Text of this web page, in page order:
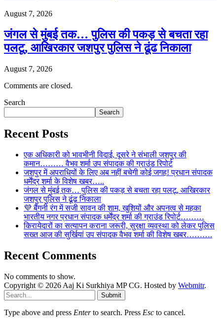
August 7, 2026
जंगल से मुंबई तक… पुलिस की पकड़ से बचता रहा
पलटू, आखिरकार जशपुर पुलिस ने ढूंढ निकाला
August 7, 2026
Comments are closed.
Search
Search
Recent Posts
एक अधिकारी को भावभीनी विदाई, दूसरे ने संभाली जशपुर की
कमान……… वैभव शर्मा उप संपादक की ग्राउंड रिपोर्ट
जशपुर में अपराधियों के लिए अब नहीं बचेगी कोई जगह! प्रधान संपादक
धर्मेंद्र शर्मा के विशेष खबर…..
जंगल से मुंबई तक… पुलिस की पकड़ से बचता रहा पलटू, आखिरकार
जशपुर पुलिस ने ढूंढ निकाला
💜 बैंगनी रंग में सजी सावन की शाम, खुशियों और अपनत्व से महका
भारतीय नगर प्रधान संपादक धर्मेंद्र शर्मा की ग्राउंड रिपोर्ट………
किरायेदारों का सत्यापन कराना जरूरी, सुरक्षा व्यवस्था को लेकर पुलिस
सख्त आज की सुर्खियां उप संपादक वैभव शर्मा की विशेष खबर……….
Recent Comments
No comments to show.
Copyright © 2026 Aaj Ki Surkhiya MP CG. Hosted by Webmitr.
Submit
Type above and press Enterto search. Press Esc to cancel.